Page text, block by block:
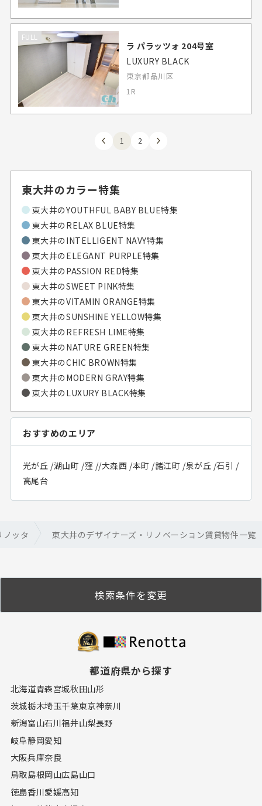
FULL
ラ パラッツォ 204号室
LUXURY BLACK
東京都品川区
1R
1 2
東大井のカラー特集
東大井のYOUTHFUL BABY BLUE特集
東大井のRELAX BLUE特集
東大井のINTELLIGENT NAVY特集
東大井のELEGANT PURPLE特集
東大井のPASSION RED特集
東大井のSWEET PINK特集
東大井のVITAMIN ORANGE特集
東大井のSUNSHINE YELLOW特集
東大井のREFRESH LIME特集
東大井のNATURE GREEN特集
東大井のCHIC BROWN特集
東大井のMODERN GRAY特集
東大井のLUXURY BLACK特集
おすすめのエリア
光が丘 /湖山町 /窪 //大森西 /本町 /諸江町 /泉が丘 /石引 /
高尾台
ッタ 東大井のデザイナーズ・リノベーション賃貸物件一覧
検索条件を変更
都道府県から探す
北海道青森宮城秋田山形
茨城栃木埼玉千葉東京神奈川
新潟富山石川福井山梨長野
岐阜静岡愛知
大阪兵庫奈良
鳥取島根岡山広島山口
徳島香川愛媛高知